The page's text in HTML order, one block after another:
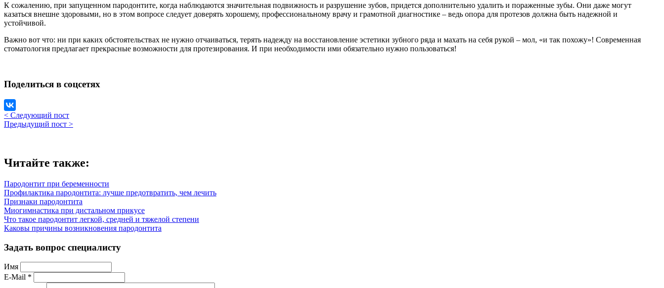
К сожалению, при запущенном пародонтите, когда наблюдаются значительная подвижность и разрушение зубов, придется дополнительно удалить и пораженные зубы. Они даже могут
казаться внешне здоровыми, но в этом вопросе следует доверять хорошему, профессиональному врачу и грамотной диагностике – ведь опора для протезов должна быть надежной и
устойчивой.
Важно вот что: ни при каких обстоятельствах не нужно отчаиваться, терять надежду на восстановление эстетики зубного ряда и махать на себя рукой – мол, «и так похожу»! Современная
стоматология предлагает прекрасные возможности для протезирования. И при необходимости ими обязательно нужно пользоваться!
Поделиться в соцсетях
< Следующий пост
Предыдущий пост >
Читайте также:
Пародонтит при беременности
Профилактика пародонтита: лучше предотвратить, чем лечить
Признаки пародонтита
Миогимнастика при дистальном прикусе
Что такое пародонтит легкой, средней и тяжелой степени
Каковы причины возникновения пародонтита
Задать вопрос специалисту
Имя
E-Mail *